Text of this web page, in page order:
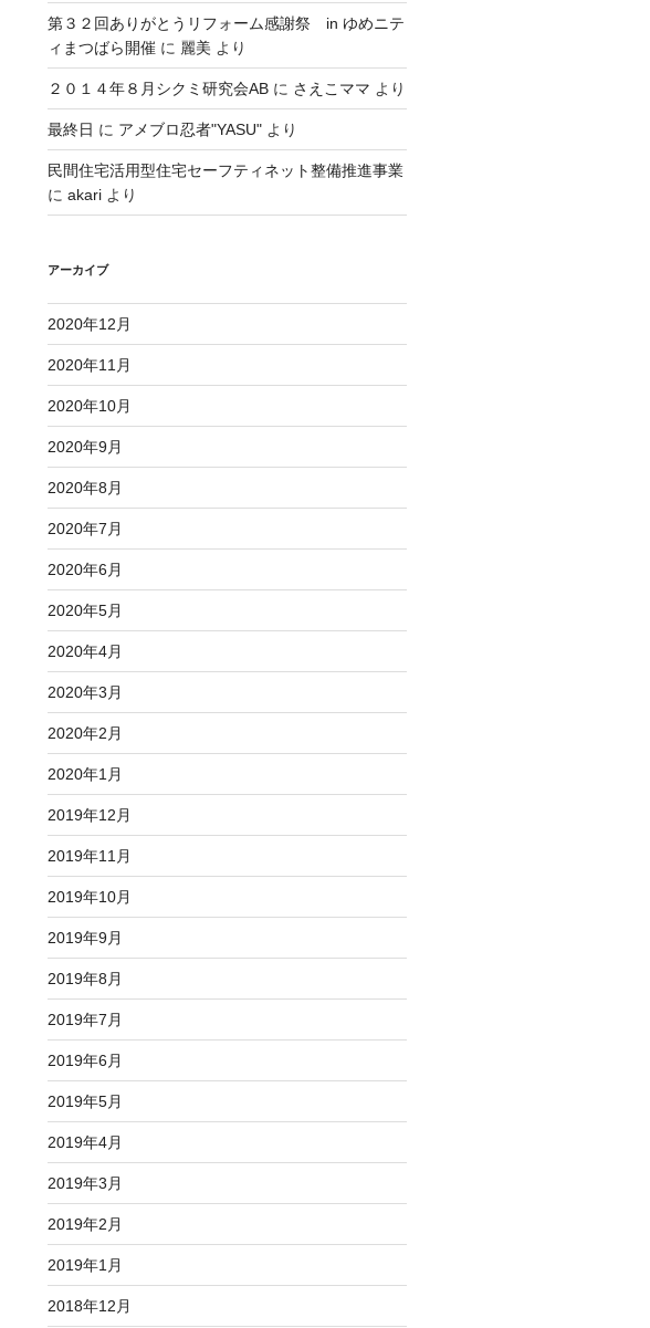
第３２回ありがとうリフォーム感謝祭 in ゆめニテ
ィまつばら開催に 麗美 より
２０１４年８月シクミ研究会ABに さえこママ より
最終日 に アメブロ忍者"YASU"より
民間住宅活用型住宅セーフティネット整備推進事業
に akariより
アーカイブ
2020年12月
2020年11月
2020年10月
2020年9月
2020年8月
2020年7月
2020年6月
2020年5月
2020年4月
2020年3月
2020年2月
2020年1月
2019年12月
2019年11月
2019年10月
2019年9月
2019年8月
2019年7月
2019年6月
2019年5月
2019年4月
2019年3月
2019年2月
2019年1月
2018年12月